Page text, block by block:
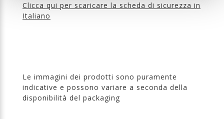
Clicca qui per scaricare la scheda di sicurezza in
Italiano
Le immagini dei prodotti sono puramente
indicative e possono variare a seconda della
disponibilità del packaging